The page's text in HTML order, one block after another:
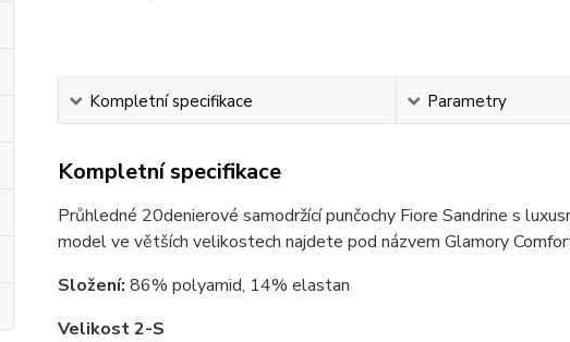
Kompletní specifikace Parametry
Kompletní specifikace
Průhledné 20denierové samodržící punčochy Fiore Sandrine s
model ve větších velikostech najdete pod názvem Glamory
Složení: 86% polyamid, 14% elastan
Velikost 2-S